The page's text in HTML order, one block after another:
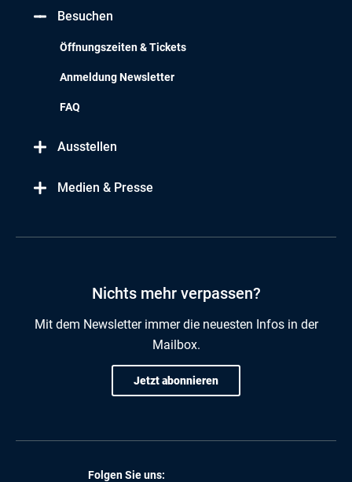
Besuchen
Öffnungszeiten & Tickets
Anmeldung Newsletter
FAQ
Ausstellen
Medien & Presse
Nichts mehr verpassen?
Mit dem Newsletter immer die neuesten Infos in der
Mailbox.
Jetzt abonnieren
Folgen Sie uns: